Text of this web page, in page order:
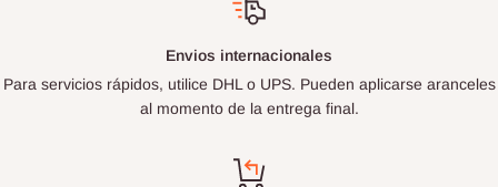
Envios internacionales
Para servicios rápidos, utilice DHL o UPS. Pueden aplicarse aranceles
al momento de la entrega final.